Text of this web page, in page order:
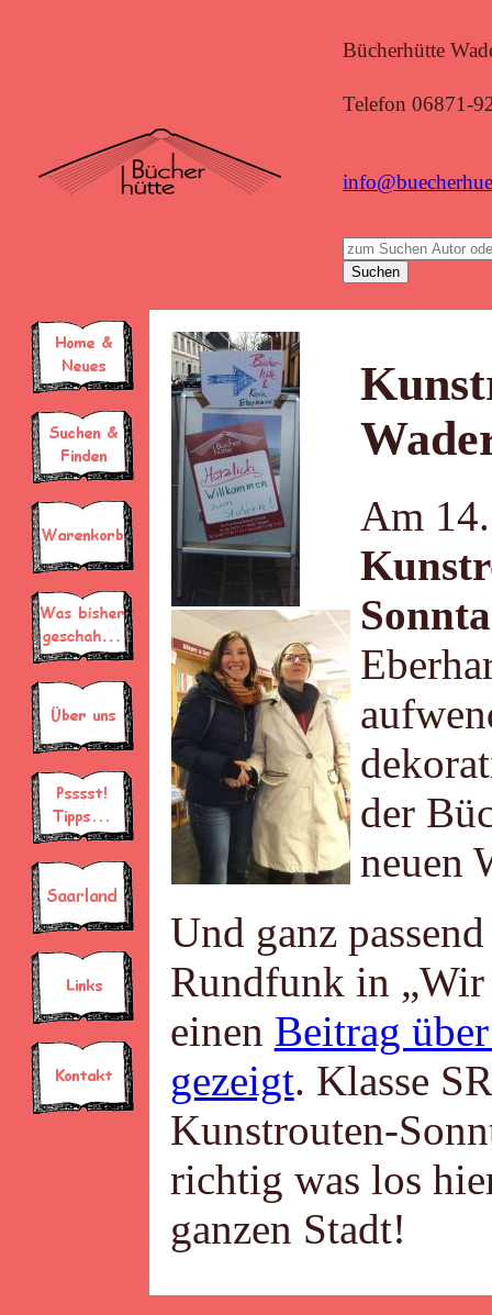
Bücherhütte
Telefon 06871-
Am
der
neuen
Und ganz
Rundfunk in
einen Beitrag
gezeigt. Klasse
Kunstrouten-
richtig was los
ganzen Stadt!